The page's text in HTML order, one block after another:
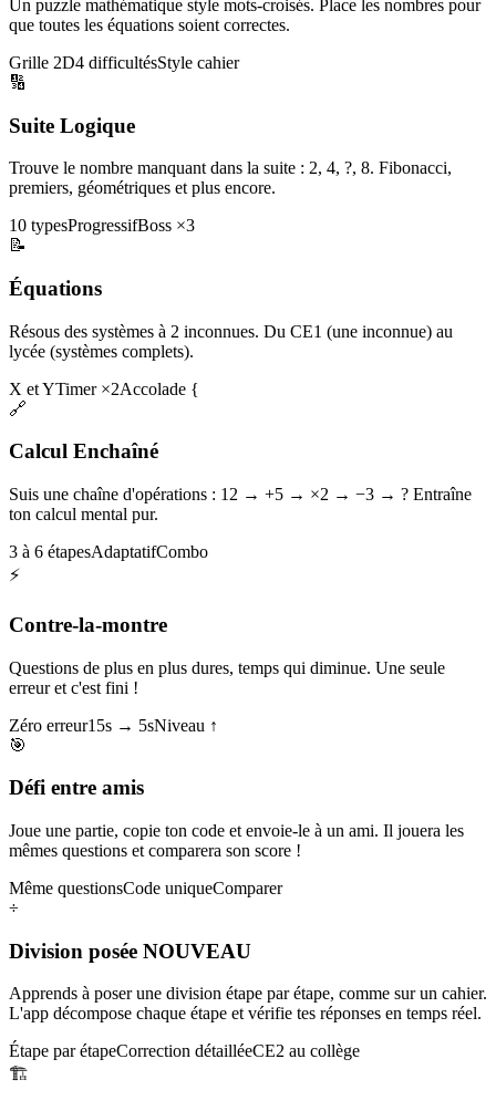
Un puzzle mathématique style mots-croisés. Place les nombres pour
que toutes les équations soient correctes.
Grille 2D4 difficultésStyle cahier
🔢
Suite Logique
Trouve le nombre manquant dans la suite : 2, 4, ?, 8. Fibonacci,
premiers, géométriques et plus encore.
10 typesProgressifBoss ×3
📝
Équations
Résous des systèmes à 2 inconnues. Du CE1 (une inconnue) au
lycée (systèmes complets).
X et YTimer ×2Accolade {
🔗
Calcul Enchaîné
Suis une chaîne d'opérations : 12 → +5 → ×2 → −3 → ? Entraîne
ton calcul mental pur.
3 à 6 étapesAdaptatifCombo
⚡
Contre-la-montre
Questions de plus en plus dures, temps qui diminue. Une seule
erreur et c'est fini !
Zéro erreur15s → 5sNiveau ↑
🎯
Défi entre amis
Joue une partie, copie ton code et envoie-le à un ami. Il jouera les
mêmes questions et comparera son score !
Même questionsCode uniqueComparer
÷
Division posée NOUVEAU
Apprends à poser une division étape par étape, comme sur un cahier.
L'app décompose chaque étape et vérifie tes réponses en temps réel.
Étape par étapeCorrection détailléeCE2 au collège
🏗️